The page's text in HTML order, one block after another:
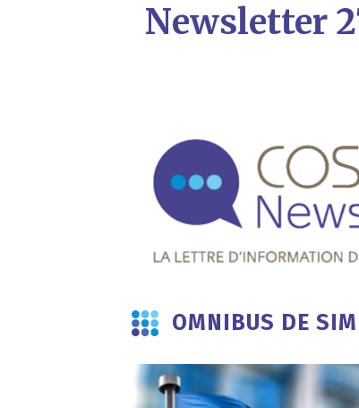
Newsletter
OMNIBUS DE